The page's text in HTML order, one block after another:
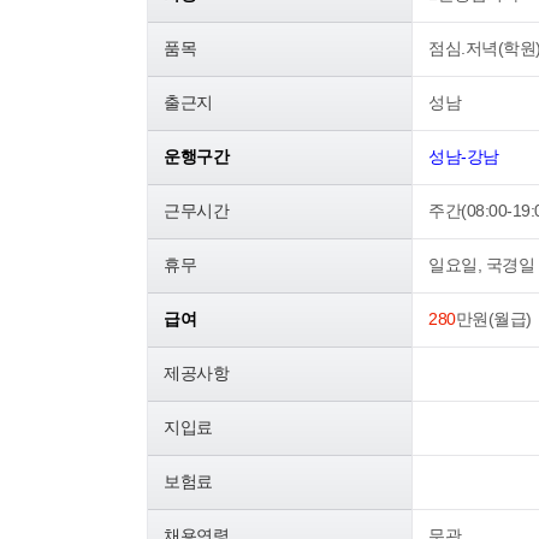
품목 점심.저녁(학원)
출근지 성남
운행구간 성남-강남
근무시간 주간(08:00-
휴무 일요일, 국경일
급여 280만원(월급)
제공사항
지입료
보험료
채용연령 무관